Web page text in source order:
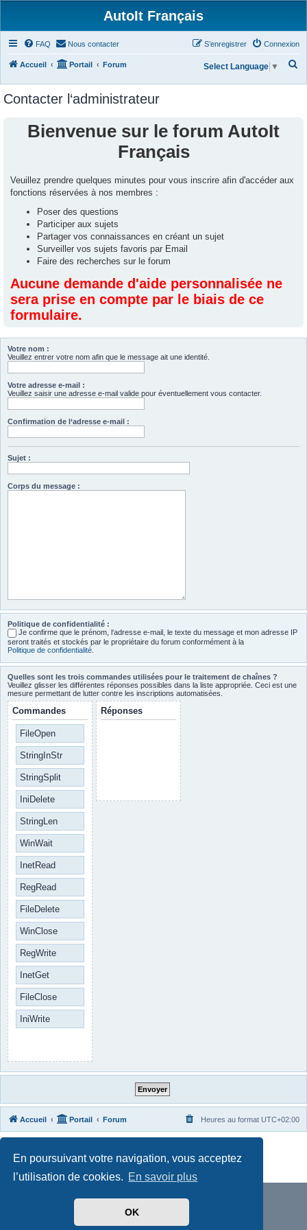
En poursuivant votre navigation, vous acceptez
l’utilisation de cookies. En savoir plus
OK
AutoIt Français
FAQ Nous contacter Connexion
S’enregistrer
Accueil Portail Forum Select Language ▼
Contacter l‘administrateur
Bienvenue sur le forum AutoIt
Français
Veuillez prendre quelques minutes pour vous inscrire afin d'accéder aux
fonctions réservées à nos membres :
Poser des questions
Participer aux sujets
Partager vos connaissances en créant un sujet
Surveiller vos sujets favoris par Email
Faire des recherches sur le forum
Aucune demande d'aide personnalisée ne
sera prise en compte par le biais de ce
formulaire.
Votre nom :
Veuillez entrer votre nom afin que le message ait une identité.
Votre adresse e-mail :
Veuillez saisir une adresse e-mail valide pour éventuellement vous contacter.
Confirmation de l‘adresse e-mail :
Sujet :
Corps du message :
Politique de confidentialité :
Je confirme que le prénom, l‘adresse e-mail, le texte du message et mon adresse IP
seront traités et stockés par le propriétaire du forum conformément à la
Politique de confidentialité
Quelles sont les trois commandes utilisées pour le traitement de chaînes ?
Veuillez glisser les différentes réponses possibles dans la liste appropriée. Ceci est une
mesure permettant de lutter contre les inscriptions automatisées.
Commandes
FileOpen
StringInStr
StringSplit
IniDelete
StringLen
WinWait
InetRead
RegRead
FileDelete
WinClose
RegWrite
InetGet
FileClose
IniWrite
Réponses
Accueil Portail Forum Heures au format UTC+02:00
Traduit parphpBB-fr.com